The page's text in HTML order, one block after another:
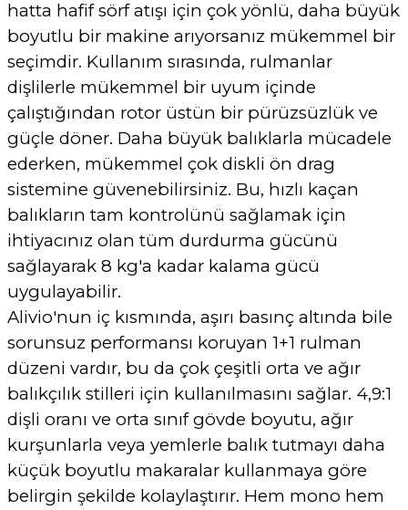
hatta hafif sörf atışı için çok yönlü, daha büyük
boyutlu bir makine arıyorsanız mükemmel bir
seçimdir. Kullanım sırasında, rulmanlar
dişlilerle mükemmel bir uyum içinde
çalıştığından rotor üstün bir pürüzsüzlük ve
güçle döner. Daha büyük balıklarla mücadele
ederken, mükemmel çok diskli ön drag
sistemine güvenebilirsiniz. Bu, hızlı kaçan
balıkların tam kontrolünü sağlamak için
ihtiyacınız olan tüm durdurma gücünü
sağlayarak 8 kg'a kadar kalama gücü
uygulayabilir.
Alivio'nun iç kısmında, aşırı basınç altında bile
sorunsuz performansı koruyan 1+1 rulman
düzeni vardır, bu da çok çeşitli orta ve ağır
balıkçılık stilleri için kullanılmasını sağlar. 4,9:1
dişli oranı ve orta sınıf gövde boyutu, ağır
kurşunlarla veya yemlerle balık tutmayı daha
küçük boyutlu makaralar kullanmaya göre
belirgin şekilde kolaylaştırır. Hem mono hem